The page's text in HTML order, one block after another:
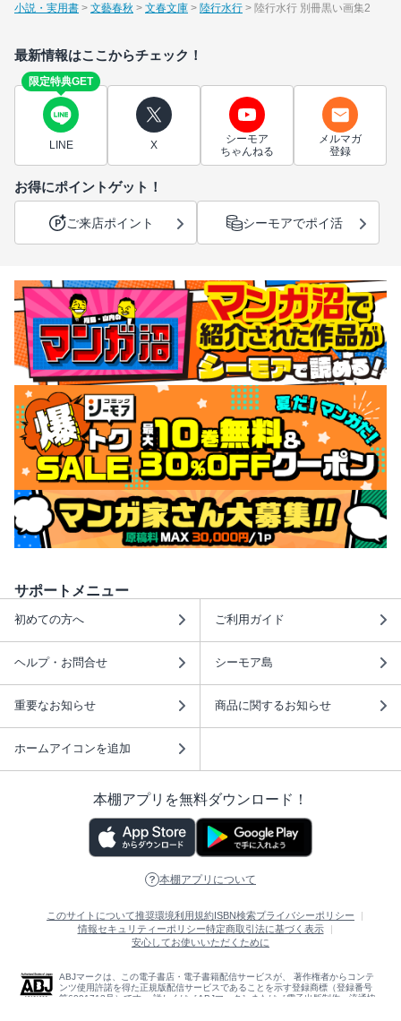
小説・実用書
文藝春秋 文春文庫 陸行水行 陸行水行 別冊黒い画集2
最新情報はここからチェック！
限定特典GET
LINE X
シーモア
ちゃんねる
メルマガ
登録
お得にポイントゲット！
ご来店ポイント シーモアでポイ活
サポートメニュー
初めての方へ ご利用ガイド
ヘルプ・お問合せ シーモア島
重要なお知らせ 商品に関するお知らせ
ホームアイコンを追加
本棚アプリを無料ダウンロード！
本棚アプリについて
このサイトについて推奨環境利用規約ISBN検索プライバシーポリシー
情報セキュリティーポリシー特定商取引法に基づく表示
安心してお使いいただくために
ABJマークは、この電子書店・電子書籍配信サービスが、 著作権者からコンテ
ンツ使用許諾を得た正規版配信サービスであることを示す登録商標（登録番号
第6091713号）です。 詳しくは［ABJマーク］または［電子出版制作・流通協